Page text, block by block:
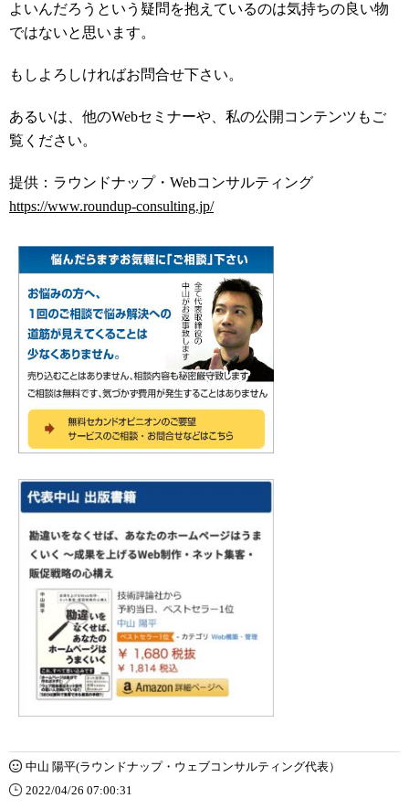
よいんだろうという疑問を抱えているのは気持ちの良い物
ではないと思います。
もしよろしければお問合せ下さい。
あるいは、他のWebセミナーや、私の公開コンテンツもご
覧ください。
提供：ラウンドナップ・Webコンサルティング
https://www.roundup-consulting.jp/
中山 陽平(ラウンドナップ・ウェブコンサルティング代表）
2022/04/26 07:00:31